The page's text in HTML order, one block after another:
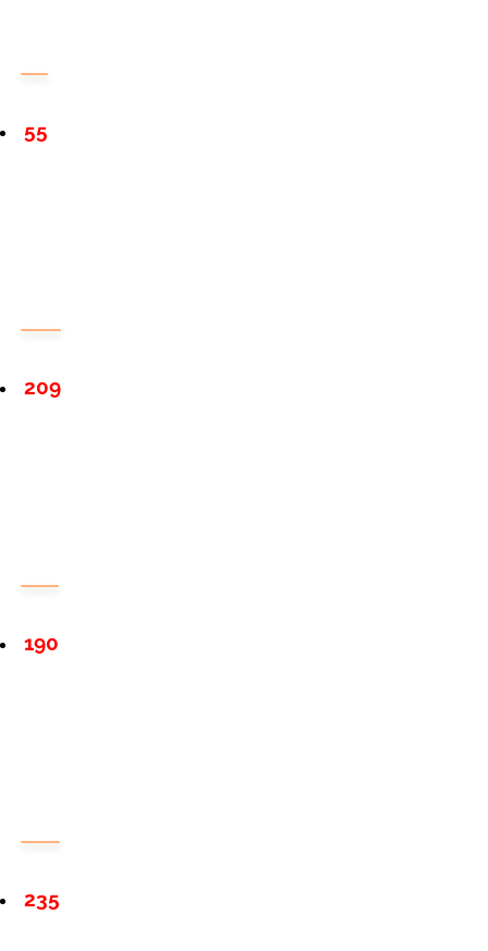
55
209
190
235